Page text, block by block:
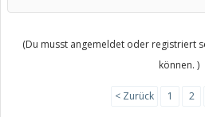
(Du musst angemeldet oder registriert
können. )
< Zurück 1 2